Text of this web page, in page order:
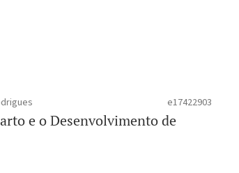
e17422903
e o Desenvolvimento de